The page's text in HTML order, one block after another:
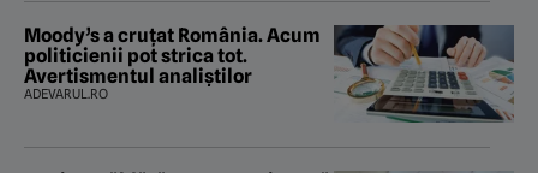
Moody’s a cruțat România. Acum
politicienii pot strica tot.
Avertismentul analiștilor
ADEVARUL.RO